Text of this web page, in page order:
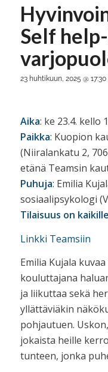
Self
23 huhtikuun, 2025 @ 17:30
Aika: ke 23.4. kello
Paikka: Kuopion
(Niiralankatu 2,
etänä Teamsin
Puhuja: Emilia
sosiaalipsykologi
Tilaisuus on
Linkki Teamsiin
Emilia Kujala
kouluttajana
ja liikuttaa sekä
yllättäviäkin
pohjautuen.
jokaista heille
tunteen, jonka